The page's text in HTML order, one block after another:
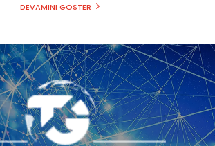
DEVAMINI GÖSTER